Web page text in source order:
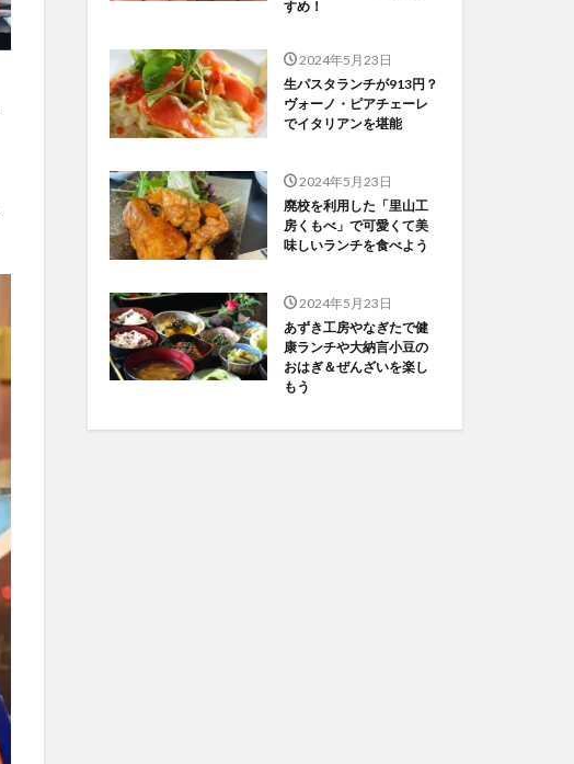
すめ！
2024年5月23日
生パスタランチが913円？
ヴォーノ・ピアチェーレ
でイタリアンを堪能
2024年5月23日
廃校を利用した「里山工
房くもべ」で可愛くて美
味しいランチを食べよう
2024年5月23日
あずき工房やなぎたで健
康ランチや大納言小豆の
おはぎ＆ぜんざいを楽し
もう